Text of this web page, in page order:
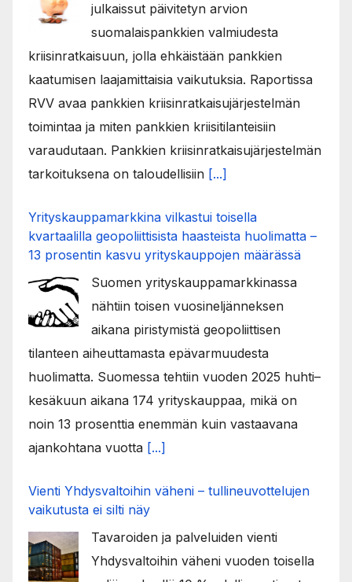
julkaissut päivitetyn arvion
suomalaispankkien valmiudesta
kriisinratkaisuun, jolla ehkäistään pankkien
kaatumisen laajamittaisia vaikutuksia. Raportissa
RVV avaa pankkien kriisinratkaisujärjestelmän
toimintaa ja miten pankkien kriisitilanteisiin
varaudutaan. Pankkien kriisinratkaisujärjestelmän
tarkoituksena on taloudellisiin [...]
Yrityskauppamarkkina vilkastui toisella
kvartaalilla geopoliittisista haasteista huolimatta –
13 prosentin kasvu yrityskauppojen määrässä
Suomen yrityskauppamarkkinassa
nähtiin toisen vuosineljänneksen
aikana piristymistä geopoliittisen
tilanteen aiheuttamasta epävarmuudesta
huolimatta. Suomessa tehtiin vuoden 2025 huhti–
kesäkuun aikana 174 yrityskauppaa, mikä on
noin 13 prosenttia enemmän kuin vastaavana
ajankohtana vuotta [...]
Vienti Yhdysvaltoihin väheni – tullineuvottelujen
vaikutusta ei silti näy
Tavaroiden ja palveluiden vienti
Yhdysvaltoihin väheni vuoden toisella